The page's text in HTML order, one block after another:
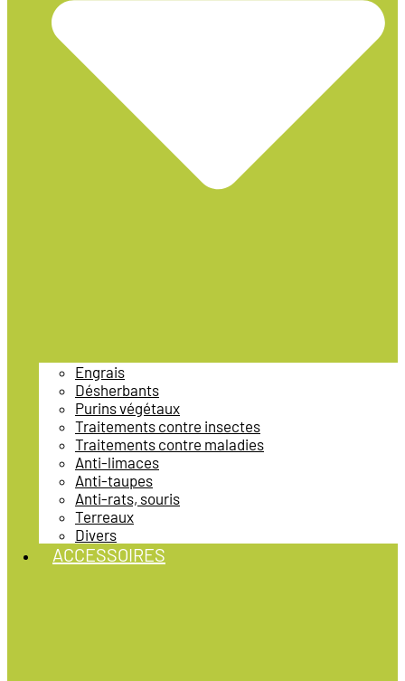
Engrais
Désherbants
Purins végétaux
Traitements contre insectes
Traitements contre maladies
Anti-limaces
Anti-taupes
Anti-rats, souris
Terreaux
Divers
ACCESSOIRES